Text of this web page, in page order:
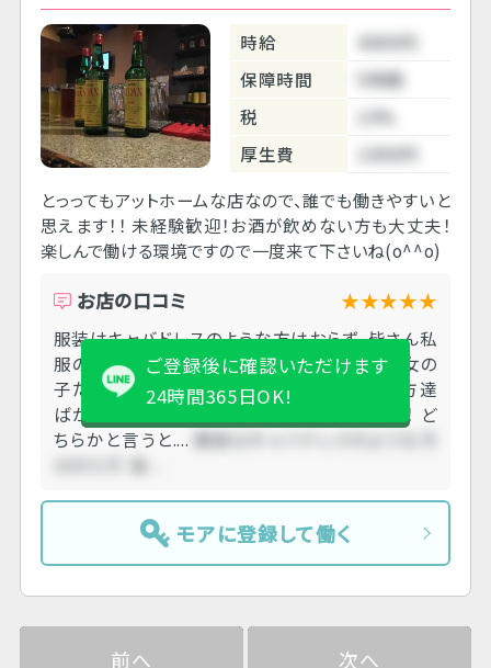
時給
4000円
保障時間
5時間
税
10%
厚生費
1000円
とっってもアットホームな店なので、誰でも働きやすいと
思えます！！ 未経験歓迎！お酒が飲めない方も大丈夫！
楽しんで働ける環境ですので一度来て下さいね(o^^o)
お店の口コミ ★★★★★
服装はキャバドレスのような方はおらず、皆さん私
服のワンピースという感じでした。 キャストの女の
子たちもギスギスした感じはなく皆さんいい方達
ばかりでしたのでとても働きやすかったです！ ど
ちらかと言うと.... 服装はキャバドレスのような方
はおらず、皆....
ご登録後に確認いただけます
24時間365日OK!
モアに登録して働く
前へ 次へ